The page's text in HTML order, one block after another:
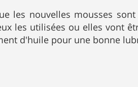
les nouvelles mousses
les utilisées ou elles vont
d'huile pour une bonne